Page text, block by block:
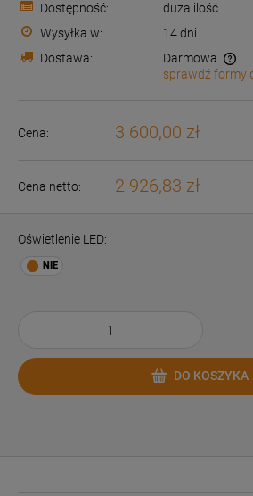
Dostępność:
duża ilość
Wysyłka w:
14 dni
Dostawa:
Darmowa
Cena nie zawiera ewentualnych kosztów
sprawdź formy
Cena: 3 600,00 zł
Cena netto: 2 926,83 zł
Oświetlenie LED:
DO KOSZYKA